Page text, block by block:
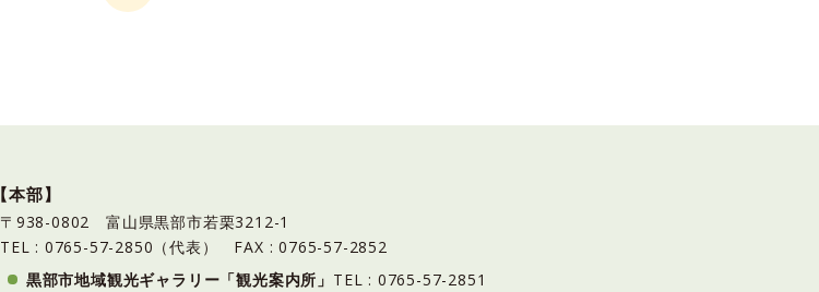
【本部】
〒938-0802 富山県黒部市若栗3212-1
TEL : 0765-57-2850（代表） FAX : 0765-57-2852
黒部市地域観光ギャラリー「観光案内所」 TEL : 0765-57-2851